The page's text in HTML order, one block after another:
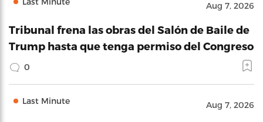
Aug 7, 2026
Tribunal frena las obras del Salón de Baile de
Trump hasta que tenga permiso del Congreso
0
Last Minute Aug 7, 2026